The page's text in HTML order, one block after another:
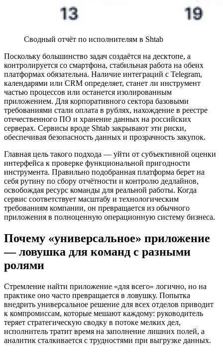
Сводный отчёт по исполнителям в Shtab
Поскольку большинство задач создаётся на десктопе, а
контролируется со смартфона, стабильная работа на обеих
платформах обязательна. Наличие интеграций с Telegram,
календарями или CRM определяет, станет ли инструмент
частью процессов или останется изолированным
приложением. Для корпоративного сектора базовыми
требованиями стали оплата в рублях, нахождение в реестре
отечественного ПО и хранение данных на российских
серверах. Сервисы вроде Shtab закрывают эти риски,
обеспечивая безопасность данных и прозрачность закупок.
Главная цель такого подхода — уйти от субъективной оценки
интерфейса к проверке функциональной пригодности
инструмента. Правильно подобранная платформа берет на
себя рутину по сбору отчётности и контролю дедлайнов,
освобождая ресурс команды для реальной работы. Когда
сервис соответствует масштабу и технологическим
требованиям компании, он превращается из обычного
приложения в полноценную операционную систему бизнеса.
Почему «универсальное» приложение
— ловушка для команд с разными
ролями
Стремление найти приложение «для всего» логично, но на
практике оно часто превращается в ловушку. Попытка
внедрить универсальное решение для всех отделов приводит
к компромиссам, которые мешают каждому: руководитель
теряет стратегическую сводку в потоке мелких дел,
исполнитель тратит время на заполнение лишних полей, а
аналитик сталкивается с трудностями при выгрузке данных.